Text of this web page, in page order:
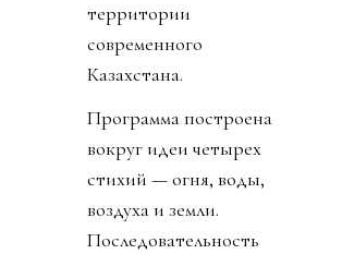
территории
современного
Казахстана.
Программа построена
вокруг идеи четырех
стихий — огня, воды,
воздуха и земли.
Последовательность